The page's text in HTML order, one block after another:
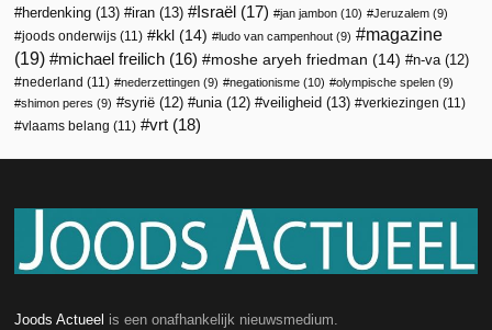
herdenking (13) iran (13) Israël (17) jan jambon (10) Jeruzalem (9)
joods onderwijs (11) kkl (14) ludo van campenhout (9)
magazine
(19)
michael freilich (16) moshe aryeh friedman (14) n-va (12)
nederland (11) nederzettingen (9) negationisme (10) olympische spelen (9)
shimon peres (9) syrië (12) unia (12) veiligheid (13) verkiezingen (11)
vlaams belang (11) vrt (18)
Joods Actueel is een onafhankelijk nieuwsmedium.